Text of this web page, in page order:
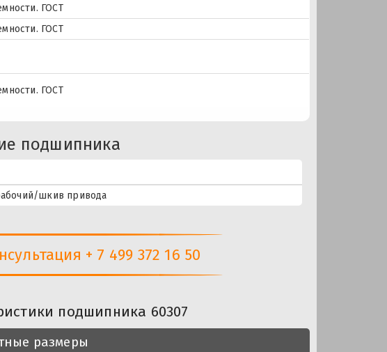
ГОСТ
ГОСТ
ГОСТ
подшипника
шкив привода
+ 7 499 372 16 50
подшипника 60307
размеры